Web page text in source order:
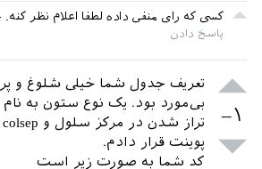
}{| c |}{Bus 12 } &
{1 }
1}{|c |}{Bus 14}
c|}{-0 .05} &
|}{---} & \multicolumn{1}
کسی که رای منفی داده لطفا اعلام نظر کنه.
–۱
پوینت قرار دادم.
کد شما به صورت زیر است